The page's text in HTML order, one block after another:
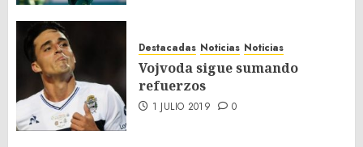
Destacadas Noticias Noticias
Vojvoda sigue sumando
refuerzos
1 JULIO 2019 0